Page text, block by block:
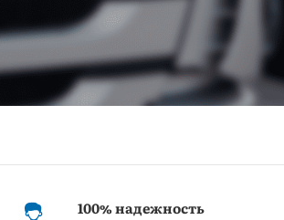
100% надежность